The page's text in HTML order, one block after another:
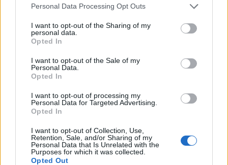
Personal Data Processing Opt Outs
I want to opt-out of the Sharing of my
personal data.
Opted In
I want to opt-out of the Sale of my
Personal Data.
Opted In
I want to opt-out of processing my
Personal Data for Targeted Advertising.
Opted In
I want to opt-out of Collection, Use,
Retention, Sale, and/or Sharing of my
Personal Data that Is Unrelated with the
Purposes for which it was collected.
Opted Out
Ο Geralt επιστρέφει! Πρώτη παρουσίαση του
νέου expansion του The Witcher 3 στη
Gamescom